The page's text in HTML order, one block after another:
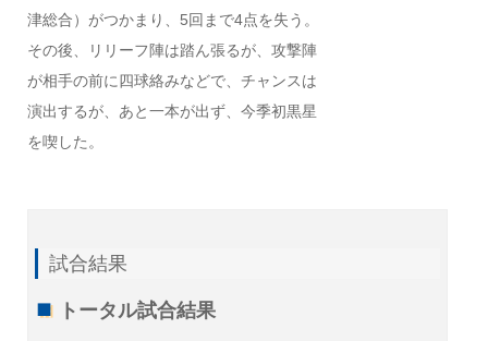
津総合）がつかまり、5回まで4点を失う。
その後、リリーフ陣は踏ん張るが、攻撃陣
が相手の前に四球絡みなどで、チャンスは
演出するが、あと一本が出ず、今季初黒星
を喫した。
試合結果
トータル試合結果